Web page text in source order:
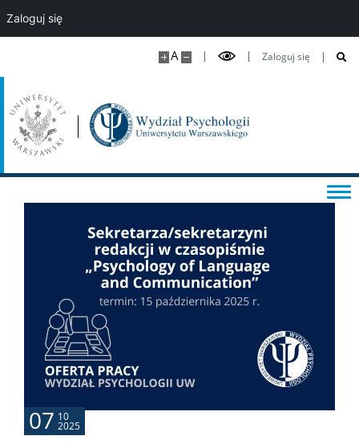
A Zaloguj się
Kalendarz roku akademickiego
Aktualności studenckie
Ważne dokumenty i informacje
Informator studencki
Rejestracje na zajęcia
Specjalizacje
Nostryfikacja dyplomu
07 10
2025
Zaloguj się